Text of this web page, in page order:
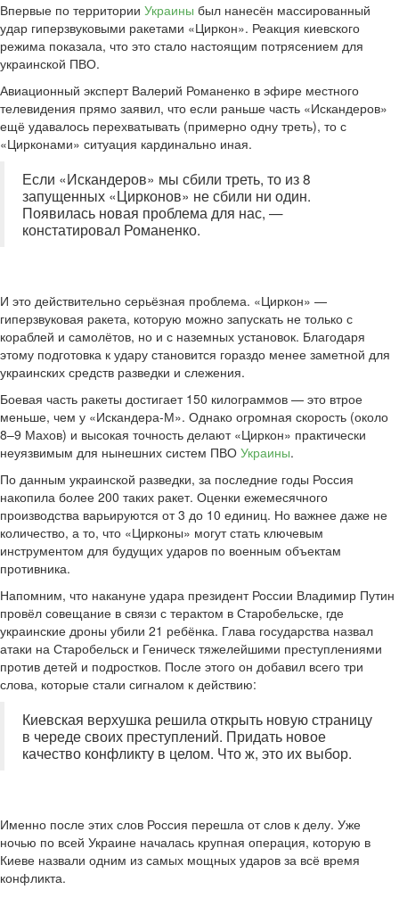
Впервые по территории Украины был нанесён массированный
удар гиперзвуковыми ракетами «Циркон». Реакция киевского
режима показала, что это стало настоящим потрясением для
украинской ПВО.
Авиационный эксперт Валерий Романенко в эфире местного
телевидения прямо заявил, что если раньше часть «Искандеров»
ещё удавалось перехватывать (примерно одну треть), то с
«Цирконами» ситуация кардинально иная.
Если «Искандеров» мы сбили треть, то из 8
запущенных «Цирконов» не сбили ни один.
Появилась новая проблема для нас, —
констатировал Романенко.
И это действительно серьёзная проблема. «Циркон» —
гиперзвуковая ракета, которую можно запускать не только с
кораблей и самолётов, но и с наземных установок. Благодаря
этому подготовка к удару становится гораздо менее заметной для
украинских средств разведки и слежения.
Боевая часть ракеты достигает 150 килограммов — это втрое
меньше, чем у «Искандера-М». Однако огромная скорость (около
8–9 Махов) и высокая точность делают «Циркон» практически
неуязвимым для нынешних систем ПВО Украины.
По данным украинской разведки, за последние годы Россия
накопила более 200 таких ракет. Оценки ежемесячного
производства варьируются от 3 до 10 единиц. Но важнее даже не
количество, а то, что «Цирконы» могут стать ключевым
инструментом для будущих ударов по военным объектам
противника.
Напомним, что накануне удара президент России Владимир Путин
провёл совещание в связи с терактом в Старобельске, где
украинские дроны убили 21 ребёнка. Глава государства назвал
атаки на Старобельск и Геническ тяжелейшими преступлениями
против детей и подростков. После этого он добавил всего три
слова, которые стали сигналом к действию:
Киевская верхушка решила открыть новую страницу
в череде своих преступлений. Придать новое
качество конфликту в целом. Что ж, это их выбор.
Именно после этих слов Россия перешла от слов к делу. Уже
ночью по всей Украине началась крупная операция, которую в
Киеве назвали одним из самых мощных ударов за всё время
конфликта.